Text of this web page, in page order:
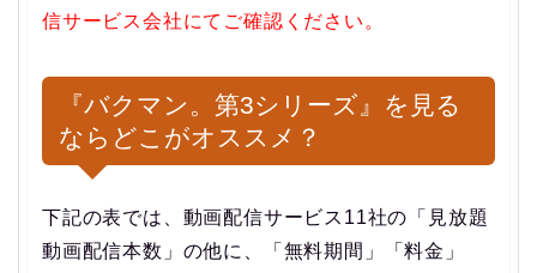
信サービス会社にてご確認ください。
『バクマン。第3シリーズ』を見る
ならどこがオススメ？
下記の表では、動画配信サービス11社の「見放題
動画配信本数」の他に、「無料期間」「料金」